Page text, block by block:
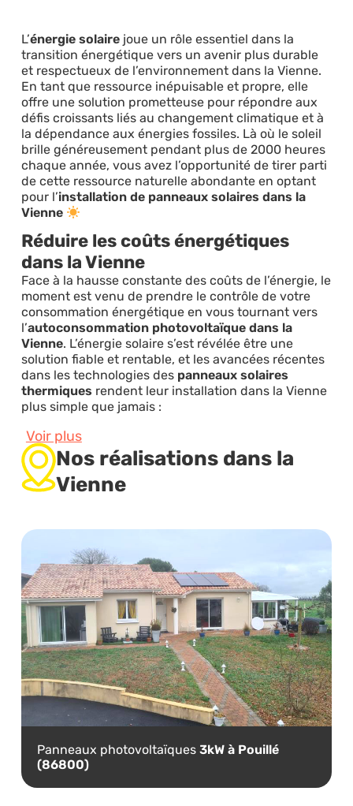
L’énergie solairejoue un rôle essentiel dans la
transition énergétique vers un avenir plus durable
et respectueux de l’environnement dans la Vienne.
En tant que ressource inépuisable et propre, elle
offre une solution prometteuse pour répondre aux
défis croissants liés au changement climatique et à
la dépendance aux énergies fossiles. Là où le soleil
brille généreusement pendant plus de 2000 heures
chaque année, vous avez l’opportunité de tirer parti
de cette ressource naturelle abondante en optant
pour l’installation de panneaux solaires dans la
Vienne
Réduire les coûts énergétiques
dans la Vienne
Face à la hausse constante des coûts de l’énergie, le
moment est venu de prendre le contrôle de votre
consommation énergétique en vous tournant vers
l’autoconsommation photovoltaïque dans la
Vienne. L’énergie solaire s’est révélée être une
solution fiable et rentable, et les avancées récentes
dans les technologies des panneaux solaires
thermiques rendent leur installation dans la Vienne
plus simple que jamais :
Voir plus
Nos réalisations dans la
Vienne
Panneaux photovoltaïques 3kW à Pouillé
(86800)